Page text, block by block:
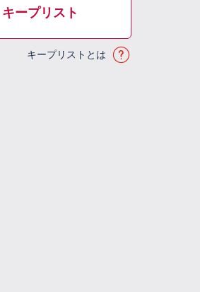
キープリスト
キープリストとは